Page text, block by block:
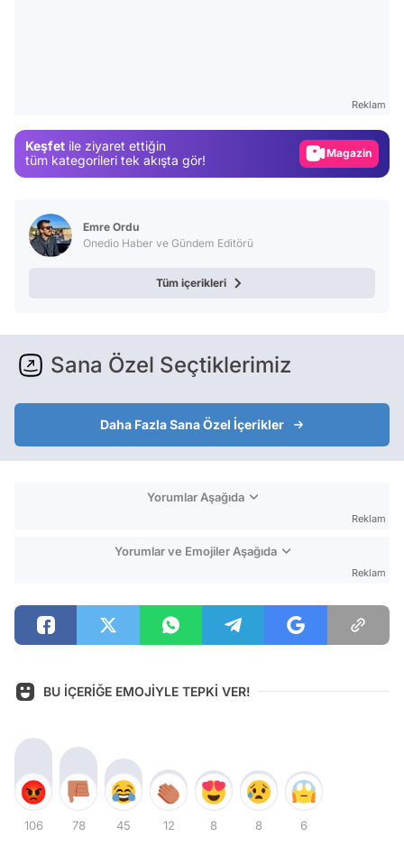
Reklam
Keşfet ile ziyaret ettiğin
tüm kategorileri tek akışta gör!
Magazin
Emre Ordu
Onedio Haber ve Gündem Editörü
Tüm içerikleri
Sana Özel Seçtiklerimiz
Daha Fazla Sana Özel İçerikler
Yorumlar Aşağıda
Reklam
Yorumlar ve Emojiler Aşağıda
Reklam
BU İÇERİĞE EMOJİYLE TEPKİ VER!
106 78 45 12 8 8 6